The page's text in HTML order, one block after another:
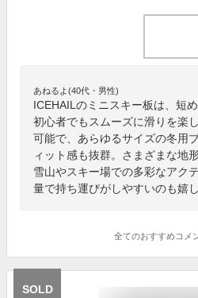
あねるよ(40代・男性)
ICEHAILのミニスキー板は、短
初心者でもスムーズに滑りを楽
可能で、あらゆるサイズの冬用
ィット感も抜群。さまざまな地
雪山やスキー場での多彩なアク
量で持ち運びがしやすいのも嬉
全てのおすすめコメ
SOLD